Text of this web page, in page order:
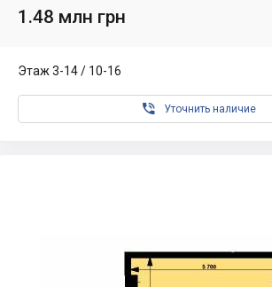
1.48 млн грн
Этаж 3-14 / 10-16
 Уточнить наличие